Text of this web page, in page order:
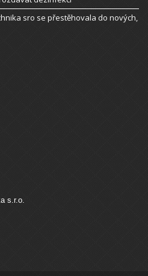
sro se přestěhovala do nových,
s.r.o.